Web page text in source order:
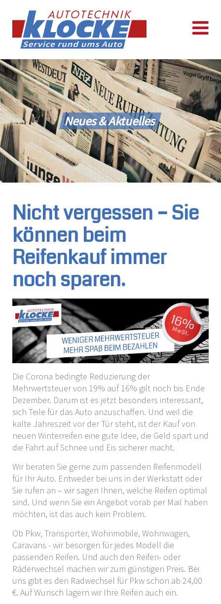
Neues & Aktuelles
Nicht vergessen – Sie
können beim
Reifenkauf immer
noch sparen.
Die Corona bedingte Reduzierung der
Mehrwertsteuer von 19% auf 16% gilt noch bis Ende
Dezember. Darum ist es jetzt besonders interessant,
sich Teile für das Auto anzuschaffen. Und weil die
kalte Jahreszeit vor der Tür steht, ist der Kauf von
neuen Winterreifen eine gute Idee, die Geld spart und
die Fahrt auf Schnee und Eis sicherer macht.
Wir beraten Sie gerne zum passenden Reifenmodell
für Ihr Auto. Entweder bei uns in der Werkstatt oder
Sie rufen an – wir sagen Ihnen, welche Reifen optimal
sind. Und wenn Sie ein Angebot vorab per Mail haben
möchten, ist das auch kein Problem.
Ob Pkw, Transporter, Wohnmobile, Wohnwagen,
Caravans - wir besorgen für jedes Modell die
passenden Reifen. Und auch den Reifen- oder
Räderwechsel machen wir zum günstigen Preis. Bei
uns gibt es den Radwechsel für Pkw schon ab 24,00
€. Auf Wunsch lagern wir Ihre Reifen auch ein.